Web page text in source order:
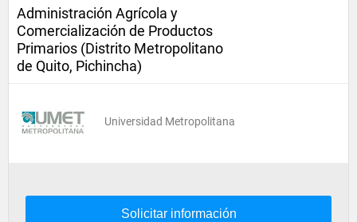
Administración Agrícola y
Comercialización de Productos
Primarios (Distrito Metropolitano
de Quito, Pichincha)
Universidad Metropolitana
Solicitar información